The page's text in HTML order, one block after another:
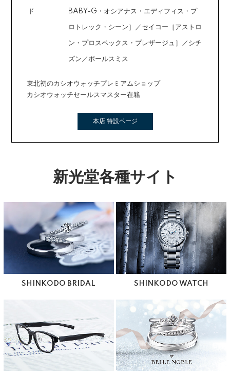
ド BABY-G・オシアナス・エディフィス・プ
ロトレック・シーン］／セイコー［アストロ
ン・プロスペックス・プレザージュ］／シチ
ズン／ポールスミス
東北初のカシオウォッチプレミアムショップ
カシオウォッチセールスマスター在籍
本店 特設ページ
新光堂各種サイト
SHINKODO BRIDAL SHINKODO WATCH